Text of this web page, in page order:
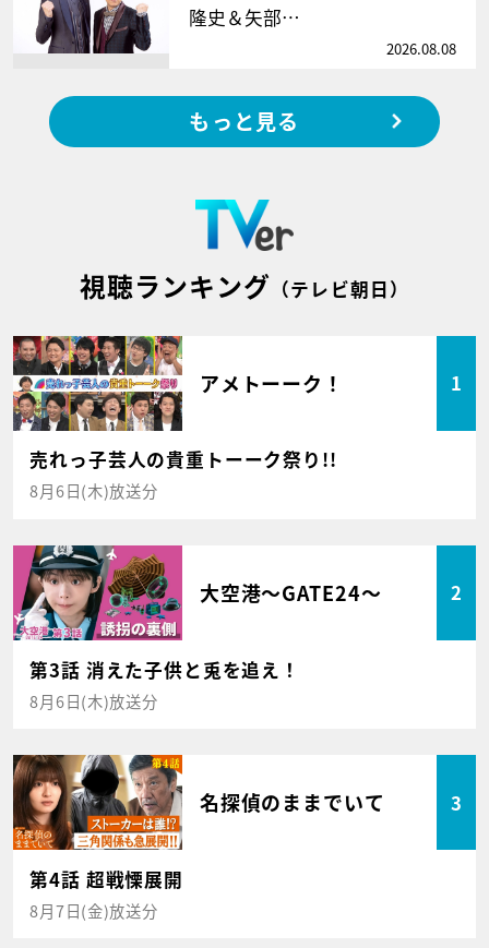
隆史＆矢部…
2026.08.08
もっと見る
視聴ランキング （テレビ朝日）
アメトーーク！ 1
売れっ子芸人の貴重トーーク祭り!!
8月6日(木)放送分
大空港～GATE24～ 2
第3話 消えた子供と兎を追え！
8月6日(木)放送分
名探偵のままでいて 3
第4話 超戦慄展開
8月7日(金)放送分